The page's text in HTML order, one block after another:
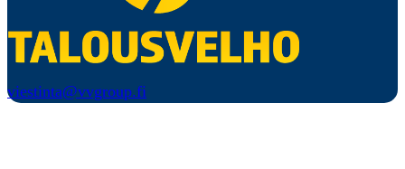
viestinta@vvgroup.fi